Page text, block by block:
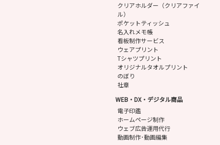
クリアホルダー（クリアファイ
ル）
ポケットティッシュ
名入れメモ帳
看板制作サービス
ウェアプリント
Tシャツプリント
オリジナルタオルプリント
のぼり
社章
WEB・DX・デジタル商品
電子印鑑
ホームページ制作
ウェブ広告運用代行
動画制作･動画編集